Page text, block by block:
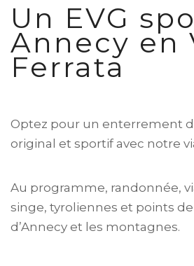
Un EVG
Annecy en
Ferrata
Optez pour un enterrement
original et sportif avec notre
Au programme, randonnée,
singe, tyroliennes et points
d’Annecy et les montagnes.